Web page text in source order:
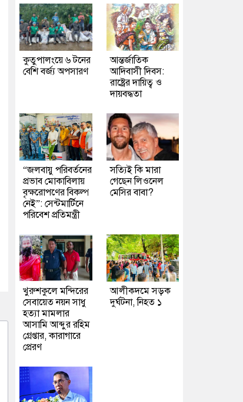
কুতুপালংয়ে ৬ টনের
বেশি বর্জ্য অপসারণ
আন্তর্জাতিক
আদিবাসী দিবস:
রাষ্ট্রের দায়িত্ব ও
দায়বদ্ধতা
“জলবায়ু পরিবর্তনের
প্রভাব মোকাবিলায়
বৃক্ষরোপণের বিকল্প
নেই”: সেন্টমার্টিনে
পরিবেশ প্রতিমন্ত্রী
সত্যিই কি মারা
গেছেন লিওনেল
মেসির বাবা?
খুরুশকুলে মন্দিরের
সেবায়েত নয়ন সাধু
হত্যা মামলার
আসামি আব্দুর রহিম
গ্রেপ্তার, কারাগারে
প্রেরণ
আলীকদমে সড়ক
দুর্ঘটনা, নিহত ১